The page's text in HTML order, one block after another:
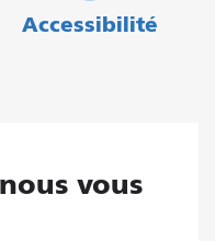
Accessibilité
vous